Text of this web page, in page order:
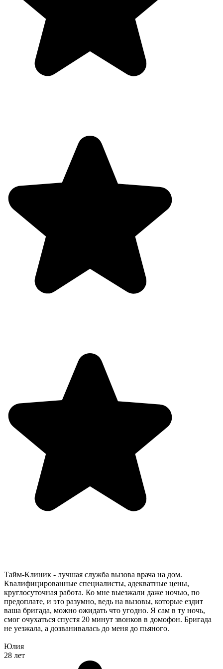
Тайм-Клиник - лучшая служба вызова врача на дом.
Квалифицированные специалисты, адекватные цены,
круглосуточная работа. Ко мне выезжали даже ночью, по
предоплате, и это разумно, ведь на вызовы, которые ездит
ваша бригада, можно ожидать что угодно. Я сам в ту ночь,
смог очухаться спустя 20 минут звонков в домофон. Бригада
не уезжала, а дозванивалась до меня до пьяного.
Юлия
28 лет